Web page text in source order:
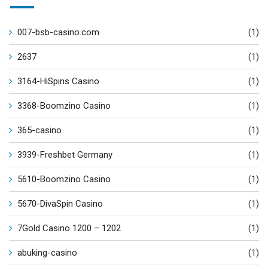
007-bsb-casino.com (1)
2637 (1)
3164-HiSpins Casino (1)
3368-Boomzino Casino (1)
365-casino (1)
3939-Freshbet Germany (1)
5610-Boomzino Casino (1)
5670-DivaSpin Casino (1)
7Gold Casino 1200 – 1202 (1)
abuking-casino (1)